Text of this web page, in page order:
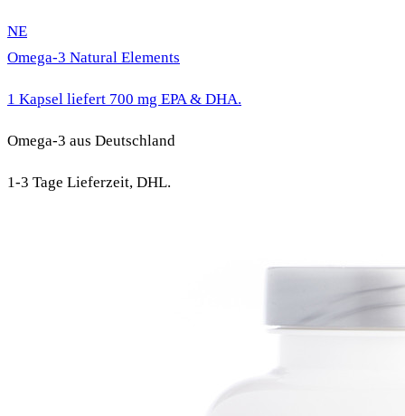
NE
Omega-3 Natural Elements
1 Kapsel liefert 700 mg EPA & DHA.
Omega-3 aus Deutschland
1-3 Tage Lieferzeit, DHL.